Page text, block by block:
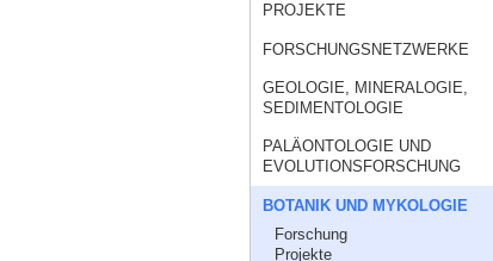
PROJEKTE
FORSCHUNGSNETZWERKE
GEOLOGIE, MINERALOGIE,
SEDIMENTOLOGIE
PALÄONTOLOGIE UND
EVOLUTIONSFORSCHUNG
BOTANIK UND MYKOLOGIE
Forschung
Projekte